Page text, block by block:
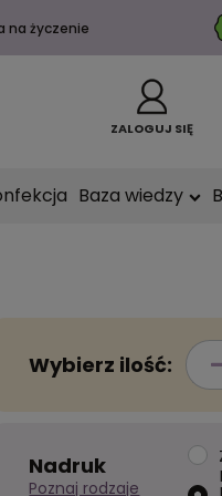
na życzenie
ZALOGUJ SIĘ
Baza wiedzy
Wybierz ilość:
Nadruk
Poznaj rodzaje